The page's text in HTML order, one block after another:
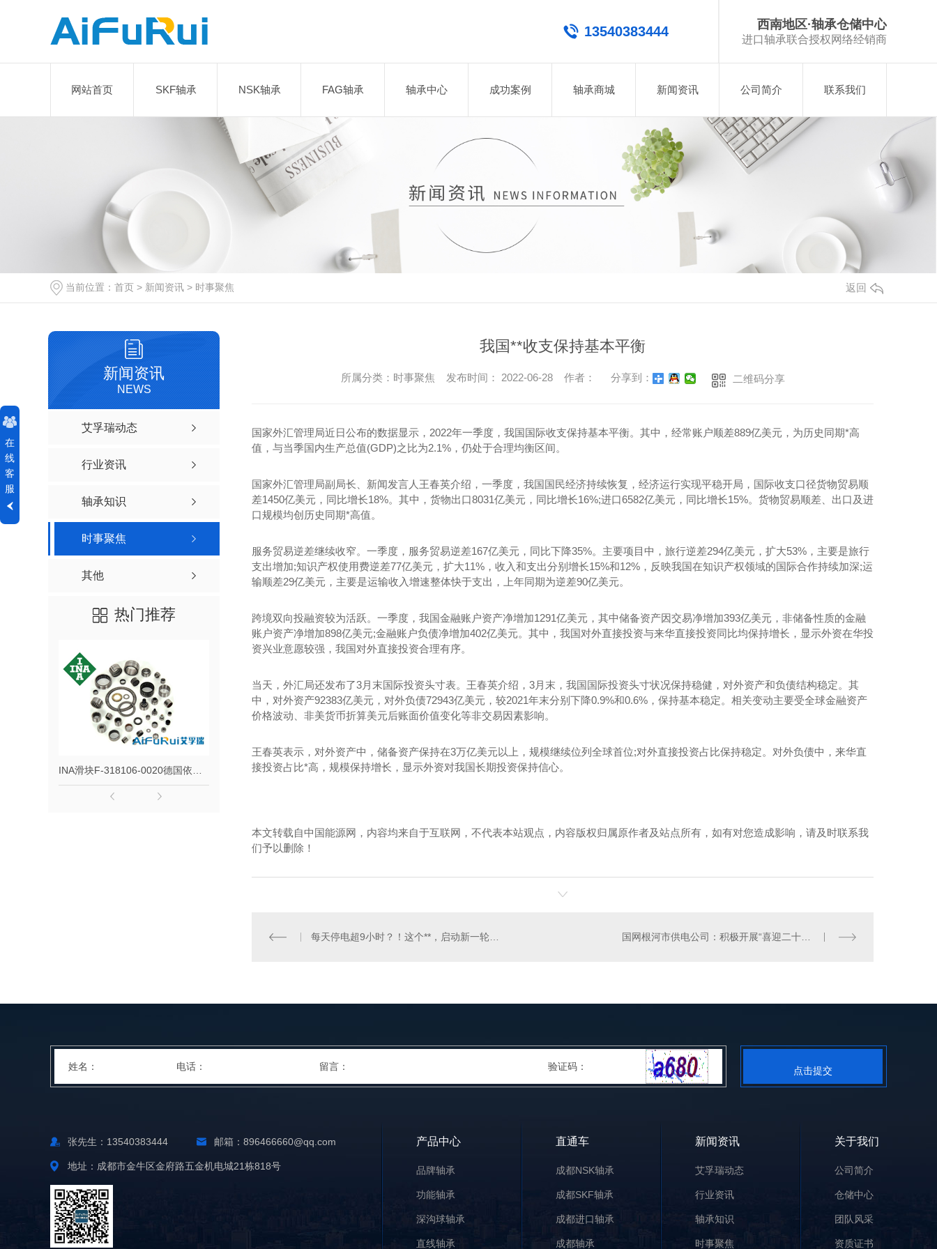
13540383444 西南地区·轴承仓储中心
进口轴承联合授权网络经销商
网站首页 SKF轴承 NSK轴承 FAG轴承 轴承中心 成功案例 轴承商城 新闻资讯 公司简介 联系我们
当前位置： 首页 > 新闻资讯 > 时事聚焦 返回
新闻资讯
NEWS
艾孚瑞动态
行业资讯
轴承知识
时事聚焦
其他
热门推荐
四川INA轴承现货PWTR20-2RS-TVH SKF轴承746929成都代理商
我国**收支保持基本平衡
所属分类：时事聚焦 发布时间： 2022-06-28 作者： 分享到： 二维码分享
国家外汇管理局近日公布的数据显示，2022年一季度，我国国际收支保持基本平衡。其中，经常账户顺差889亿美元，为历史同期*高
值，与当季国内生产总值(GDP)之比为2.1%，仍处于合理均衡区间。
国家外汇管理局副局长、新闻发言人王春英介绍，一季度，我国国民经济持续恢复，经济运行实现平稳开局，国际收支口径货物贸易顺
差1450亿美元，同比增长18%。其中，货物出口8031亿美元，同比增长16%;进口6582亿美元，同比增长15%。货物贸易顺差、出口及进
口规模均创历史同期*高值。
服务贸易逆差继续收窄。一季度，服务贸易逆差167亿美元，同比下降35%。主要项目中，旅行逆差294亿美元，扩大53%，主要是旅行
支出增加;知识产权使用费逆差77亿美元，扩大11%，收入和支出分别增长15%和12%，反映我国在知识产权领域的国际合作持续加深;运
输顺差29亿美元，主要是运输收入增速整体快于支出，上年同期为逆差90亿美元。
跨境双向投融资较为活跃。一季度，我国金融账户资产净增加1291亿美元，其中储备资产因交易净增加393亿美元，非储备性质的金融
账户资产净增加898亿美元;金融账户负债净增加402亿美元。其中，我国对外直接投资与来华直接投资同比均保持增长，显示外资在华投
资兴业意愿较强，我国对外直接投资合理有序。
当天，外汇局还发布了3月末国际投资头寸表。王春英介绍，3月末，我国国际投资头寸状况保持稳健，对外资产和负债结构稳定。其
中，对外资产92383亿美元，对外负债72943亿美元，较2021年末分别下降0.9%和0.6%，保持基本稳定。相关变动主要受全球金融资产
价格波动、非美货币折算美元后账面价值变化等非交易因素影响。
王春英表示，对外资产中，储备资产保持在3万亿美元以上，规模继续位列全球首位;对外直接投资占比保持稳定。对外负债中，来华直
接投资占比*高，规模保持增长，显示外资对我国长期投资保持信心。
本文转载自中国能源网，内容均来自于互联网，不代表本站观点，内容版权归属原作者及站点所有，如有对您造成影响，请及时联系我
们予以删除！
每天停电超9小时？！这个**，启动新一轮限电！经济增长或遭重创… 国网根河市供电公司：积极开展“喜迎二十大 永远跟党走 奋进新征程”主题教育实践活动
点击提交
张先生：13540383444 邮箱：896466660@qq.com
地址：成都市金牛区金府路五金机电城21栋818号
产品中心
品牌轴承
功能轴承
深沟球轴承
直线轴承
直通车
成都NSK轴承
成都SKF轴承
成都进口轴承
成都轴承
新闻资讯
艾孚瑞动态
行业资讯
轴承知识
时事聚焦
关于我们
公司简介
仓储中心
团队风采
资质证书
在
线
客
服